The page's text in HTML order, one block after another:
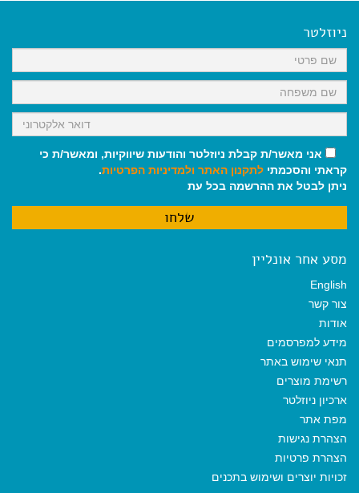
k
p
m
ניוזלטר
אני מאשר/ת קבלת ניוזלטר והודעות שיווקיות, ומאשר/ת כי
קראתי והסכמתי לתקנון האתר ולמדיניות הפרטיות.
ניתן לבטל את ההרשמה בכל עת
מסע אחר אונליין
English
צור קשר
אודות
מידע למפרסמים
תנאי שימוש באתר
רשימת מוצרים
ארכיון ניוזלטר
מפת אתר
הצהרת נגישות
הצהרת פרטיות
זכויות יוצרים ושימוש בתכנים